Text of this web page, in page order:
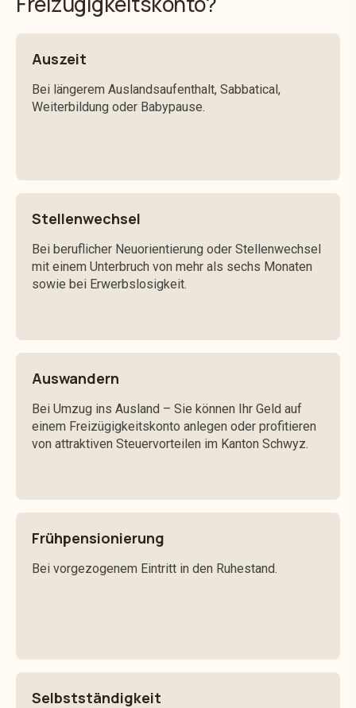
Auszeit
Bei längerem Auslandsaufenthalt, Sabbatical,
Weiterbildung oder Babypause.
Stellenwechsel
Bei beruflicher Neuorientierung oder Stellenwechsel
mit einem Unterbruch von mehr als sechs Monaten
sowie bei Erwerbslosigkeit.
Auswandern
Bei Umzug ins Ausland – Sie können Ihr Geld auf
einem Freizügigkeitskonto anlegen oder profitieren
von attraktiven Steuervorteilen im Kanton Schwyz.
Frühpensionierung
Bei vorgezogenem Eintritt in den Ruhestand.
Selbstständigkeit